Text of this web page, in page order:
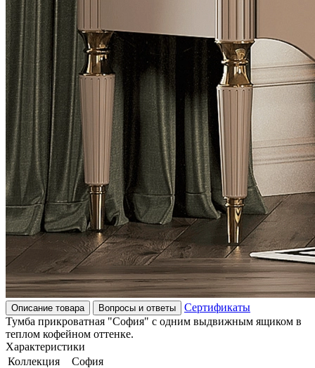
Описание товара Вопросы и ответы
Сертификаты
Тумба прикроватная "София" с одним выдвижным ящиком в
теплом кофейном оттенке.
Характеристики
Коллекция
София